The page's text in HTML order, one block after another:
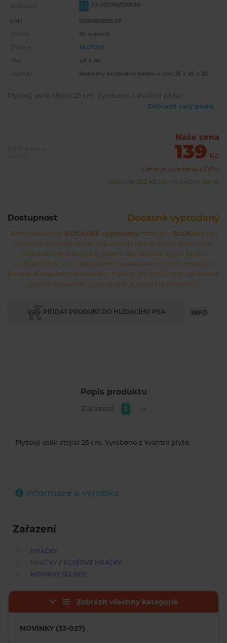
Kód zboží: U 33-027/00/210539
EAN:
6920180210539
Záruka:
24 měsíců
Značka:
ALLTOYS
Věk:
od 3 let
Rozměr:
Rozměry kusového balení v cm: 25 x 25 x 20
Plyšový oslík stojící 25 cm. Vyrobeno z kvalitní plyše.
Zobrazit celý popis
Naše cena
139 Kč
Cena je uvedena s DPH
Ušetříte 103 Kčoproti běžné ceně.
Dostupnost Dočasně vyprodaný
Tento produkt je DOČASNĚ vyprodaný nebo je v BLOKACI z již
uzavřených objednávek. Pokud tedy nemáte toto zboží u nás
objednané a máte o něj zájem, tak můžete využít funkci
,,HLÍDACÍ PES" a po opětovném naskladnění tohoto produktu,
budete e-mailem informování. Funkci ,,HLÍDACÍ PES" naleznete
pod tímto textem a její využití je zcela NEZÁVAZNÉ!
PŘIDAT PRODUKT DO HLÍDACÍHO PSA INFO
Popis produktu
Zařazení
3
Plyšový oslík stojící 25 cm. Vyrobeno z kvalitní plyše.
Informace o výrobku
Zařazení
HRAČKY
HRAČKY / PLYŠOVÉ HRAČKY
NOVINKY (33-027)
Zobrazit všechny kategorie
NOVINKY (33-027)